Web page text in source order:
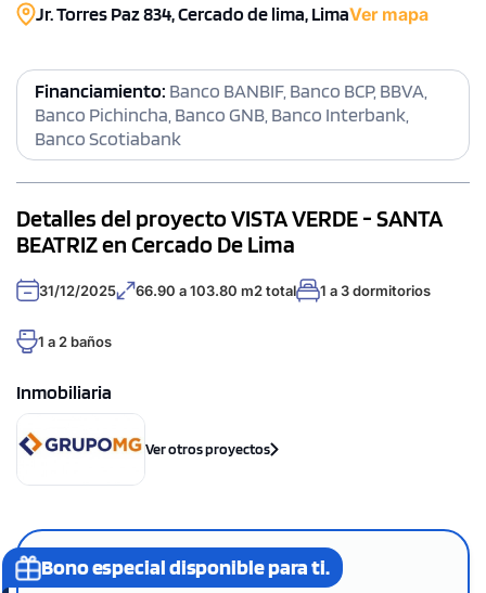
Jr. Torres Paz 834, Cercado de lima, LimaVer mapa
Financiamiento: Banco BANBIF, Banco BCP, BBVA,
Banco Pichincha, Banco GNB, Banco Interbank,
Banco Scotiabank
Detalles del proyecto VISTA VERDE - SANTA
BEATRIZ en Cercado De Lima
31/12/2025 66.90 a 103.80 m2 total 1 a 3 dormitorios
1 a 2 baños
Inmobiliaria
Ver otros proyectos
Bono especial disponible para ti.